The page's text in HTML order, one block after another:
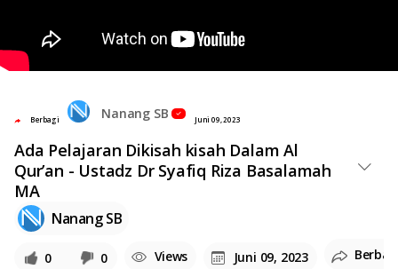
Berbagi Nanang SB Juni 09, 2023
Ada Pelajaran Dikisah kisah Dalam Al
Qur’an - Ustadz Dr Syafiq Riza Basalamah
MA
Nanang SB
0 0 Views Juni 09, 2023